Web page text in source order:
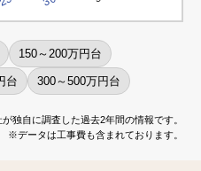
150～200万円台
台 300～500万円台
独自に調査した過去2年間の情報です。
※データは工事費も含まれております。